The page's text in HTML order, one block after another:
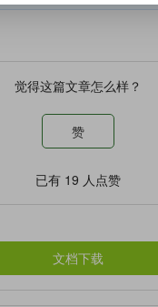
觉得这篇文章怎么样？
赞
已有 19 人点赞
文档下载